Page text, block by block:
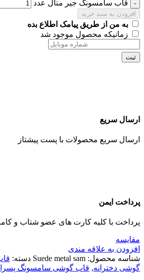
قاب سامسونگ جیر متال عدد
افزودن به سبد خرید
به من از طریق پیامک اطلاع بده
زمانیکه محصول موجود شد
ثبت
ارسال سریع
ارسال سریع محصولات با پست پیشتاز
پرداخت ایمن
پرداخت با کلیه کارت های عضو شتاب و
مقايسه
افزودن به علاقه مندی
شناسه محصول: Suede metal sam دسته:
گوشی دخترانه, قاب گوشی سامسونگ